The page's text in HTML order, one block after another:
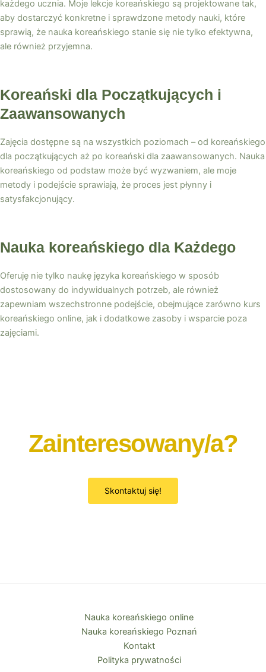
każdego ucznia. Moje lekcje koreańskiego są projektowane tak,
aby dostarczyć konkretne i sprawdzone metody nauki, które
sprawią, że nauka koreańskiego stanie się nie tylko efektywna,
ale również przyjemna.
Koreański dla Początkujących i
Zaawansowanych
Zajęcia dostępne są na wszystkich poziomach – od koreańskiego
dla początkujących aż po koreański dla zaawansowanych. Nauka
koreańskiego od podstaw może być wyzwaniem, ale moje
metody i podejście sprawiają, że proces jest płynny i
satysfakcjonujący.
Nauka koreańskiego dla Każdego
Oferuję nie tylko naukę języka koreańskiego w sposób
dostosowany do indywidualnych potrzeb, ale również
zapewniam wszechstronne podejście, obejmujące zarówno kurs
koreańskiego online, jak i dodatkowe zasoby i wsparcie poza
zajęciami.
Zainteresowany/a?
Skontaktuj się!
Nauka koreańskiego online
Nauka koreańskiego Poznań
Kontakt
Polityka prywatności